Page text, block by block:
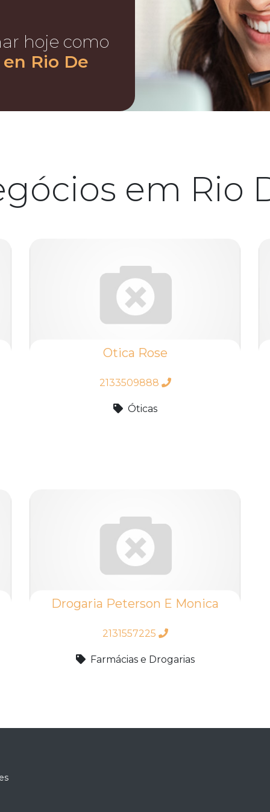
hoje como
Rio De
em Rio
Otica Rose
2133509888
Óticas
Drogaria Peterson E Monica
2131557225
Farmácias e Drogarias